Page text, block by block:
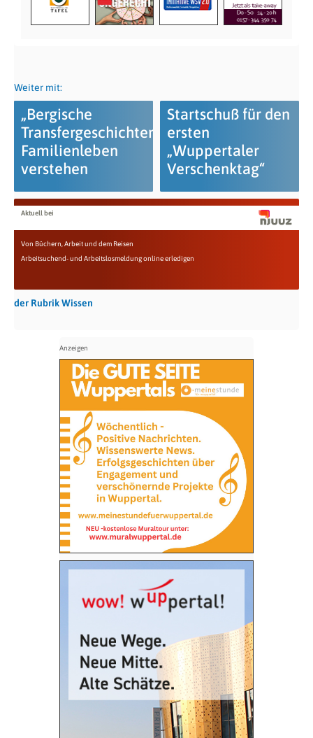
Weiter mit:
„Bergische
Transfergeschichten“:
Familienleben
verstehen
Startschuß für den
ersten
„Wuppertaler
Verschenktag“
Aktuell bei
Von Büchern, Arbeit und dem Reisen
Arbeitsuchend- und Arbeitslosmeldung online erledigen
der Rubrik Wissen